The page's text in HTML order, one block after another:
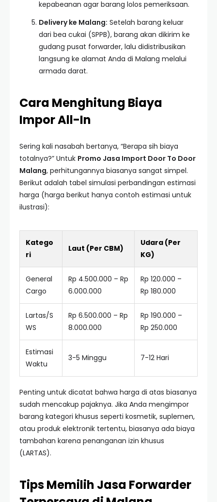
kepabeanan agar barang lolos pemeriksaan.
Delivery ke Malang: Setelah barang keluar
dari bea cukai (SPPB), barang akan dikirim ke
gudang pusat forwarder, lalu didistribusikan
langsung ke alamat Anda di Malang melalui
armada darat.
Cara Menghitung Biaya
Impor All-In
Sering kali nasabah bertanya, “Berapa sih biaya
totalnya?” Untuk Promo Jasa Import Door To Door
Malang, perhitungannya biasanya sangat simpel.
Berikut adalah tabel simulasi perbandingan estimasi
harga (harga berikut hanya contoh estimasi untuk
ilustrasi):
Katego
ri
Laut (Per CBM)
Udara (Per
KG)
General
Cargo
Rp 4.500.000 – Rp
6.000.000
Rp 120.000 –
Rp 180.000
Lartas/S
WS
Rp 6.500.000 – Rp
8.000.000
Rp 190.000 –
Rp 250.000
Estimasi
Waktu
3-5 Minggu 7-12 Hari
Penting untuk dicatat bahwa harga di atas biasanya
sudah mencakup pajaknya. Jika Anda mengimpor
barang kategori khusus seperti kosmetik, suplemen,
atau produk elektronik tertentu, biasanya ada biaya
tambahan karena penanganan izin khusus
(LARTAS).
Tips Memilih Jasa Forwarder